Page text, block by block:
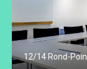
12/14 Rond-